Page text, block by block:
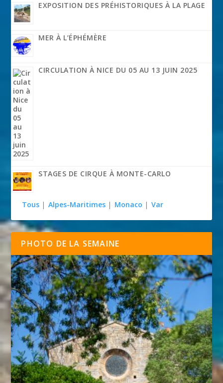
EXPOSITION DES PRÉHISTORIQUES À LA PLAGE
MER À L’ÉPHÉMÈRE
CIRCULATION À NICE DU 05 AU 13 JUIN 2025
STAGES DE CIRQUE À MONTE-CARLO
Tous | Alpes-Maritimes | Monaco | Var
PHOTO DE LA SEMAINE